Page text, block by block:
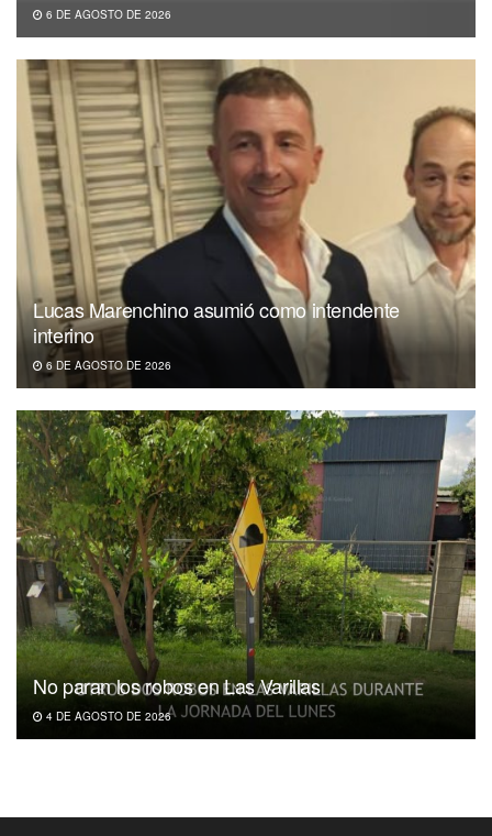
6 DE AGOSTO DE 2026
Lucas Marenchino asumió como intendente
interino
6 DE AGOSTO DE 2026
No paran los robos en Las Varillas
4 DE AGOSTO DE 2026